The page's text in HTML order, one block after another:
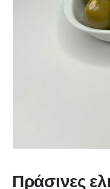
Πράσινες